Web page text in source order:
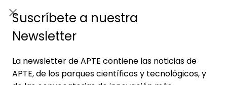
Suscríbete a nuestra
Newsletter
La newsletter de APTE contiene las noticias de
APTE, de los parques científicos y tecnológicos, y